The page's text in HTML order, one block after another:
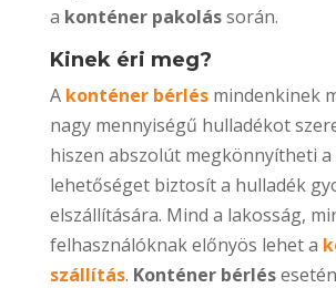
a konténer pakolássorán.
Kinek éri meg?
A konténer bérlésmindenkinek
nagy mennyiségű hulladékot
hiszen abszolút megkönnyítheti
lehetőséget biztosít a hulladék
elszállítására. Mind a lakosság,
felhasználóknak előnyös lehet a
szállítás. Konténer bérlés